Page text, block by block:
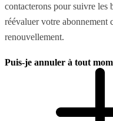
contacterons pour suivre les
réévaluer votre abonnement
renouvellement.
Puis-je annuler à tout